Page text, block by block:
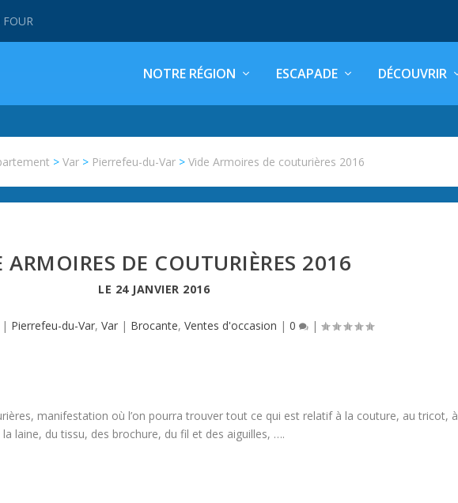
NOTRE RÉGION ESCAPADE DÉCOUVRIR
>Var > Pierrefeu-du-Var >Vide Armoires de couturières 2016
ARMOIRES DE COUTURIÈRES 2016
LE 24 JANVIER 2016
| Pierrefeu-du-Var,Var | Brocante,Ventes d'occasion |0 |
manifestation où l’on pourra trouver tout ce qui est relatif à la couture, au tricot, à
laine, du tissu, des brochure, du fil et des aiguilles, ….